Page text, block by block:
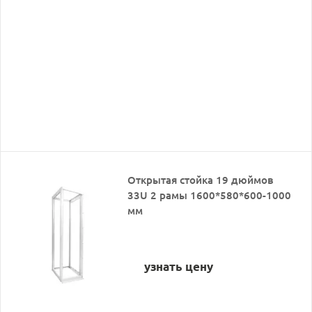
Открытая стойка 19 дюймов
33U 2 рамы 1600*580*600-1000
мм
узнать цену